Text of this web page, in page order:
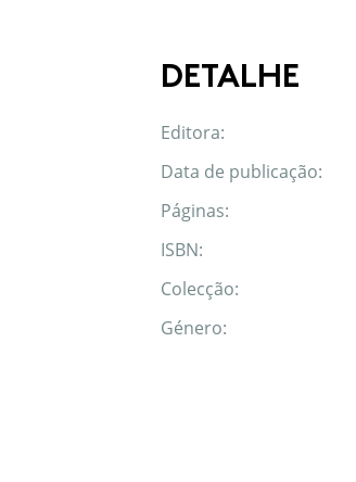
DETALHE
Editora:
Data de publicação:
Páginas:
ISBN:
Colecção:
Género: